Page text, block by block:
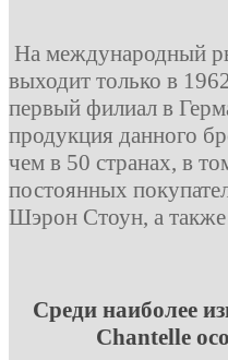
На международный
выходит только в
первый филиал в
продукция данного
чем в 50 странах, в
постоянных
Шэрон Стоун, а
Среди наиболее
Chantelle